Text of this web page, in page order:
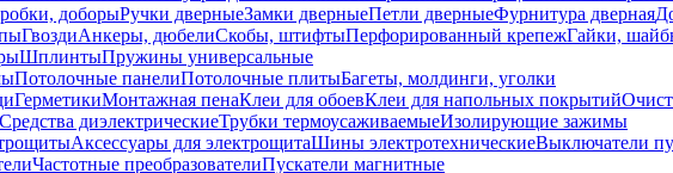
доборыРучки дверныеЗамки дверныеПетли дверныеФурнитура дверная
ГвоздиАнкеры, дюбелиСкобы, штифтыПерфорированный крепежГайки,
ШплинтыПружины универсальные
Потолочные панелиПотолочные плитыБагеты, молдинги, уголки
ГерметикиМонтажная пенаКлеи для обоевКлеи для напольных покрытий
Средства диэлектрическиеТрубки термоусаживаемыеИзолирующие зажимы
Аксессуары для электрощитаШины электротехническиеВыключатели
Частотные преобразователиПускатели магнитные